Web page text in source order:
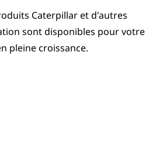
Caterpillar et d'autres
sont disponibles pour votre
pleine croissance.